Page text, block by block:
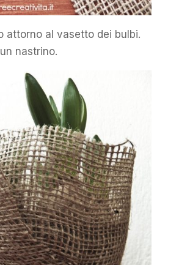
attorno al vasetto dei bulbi.
nastrino.